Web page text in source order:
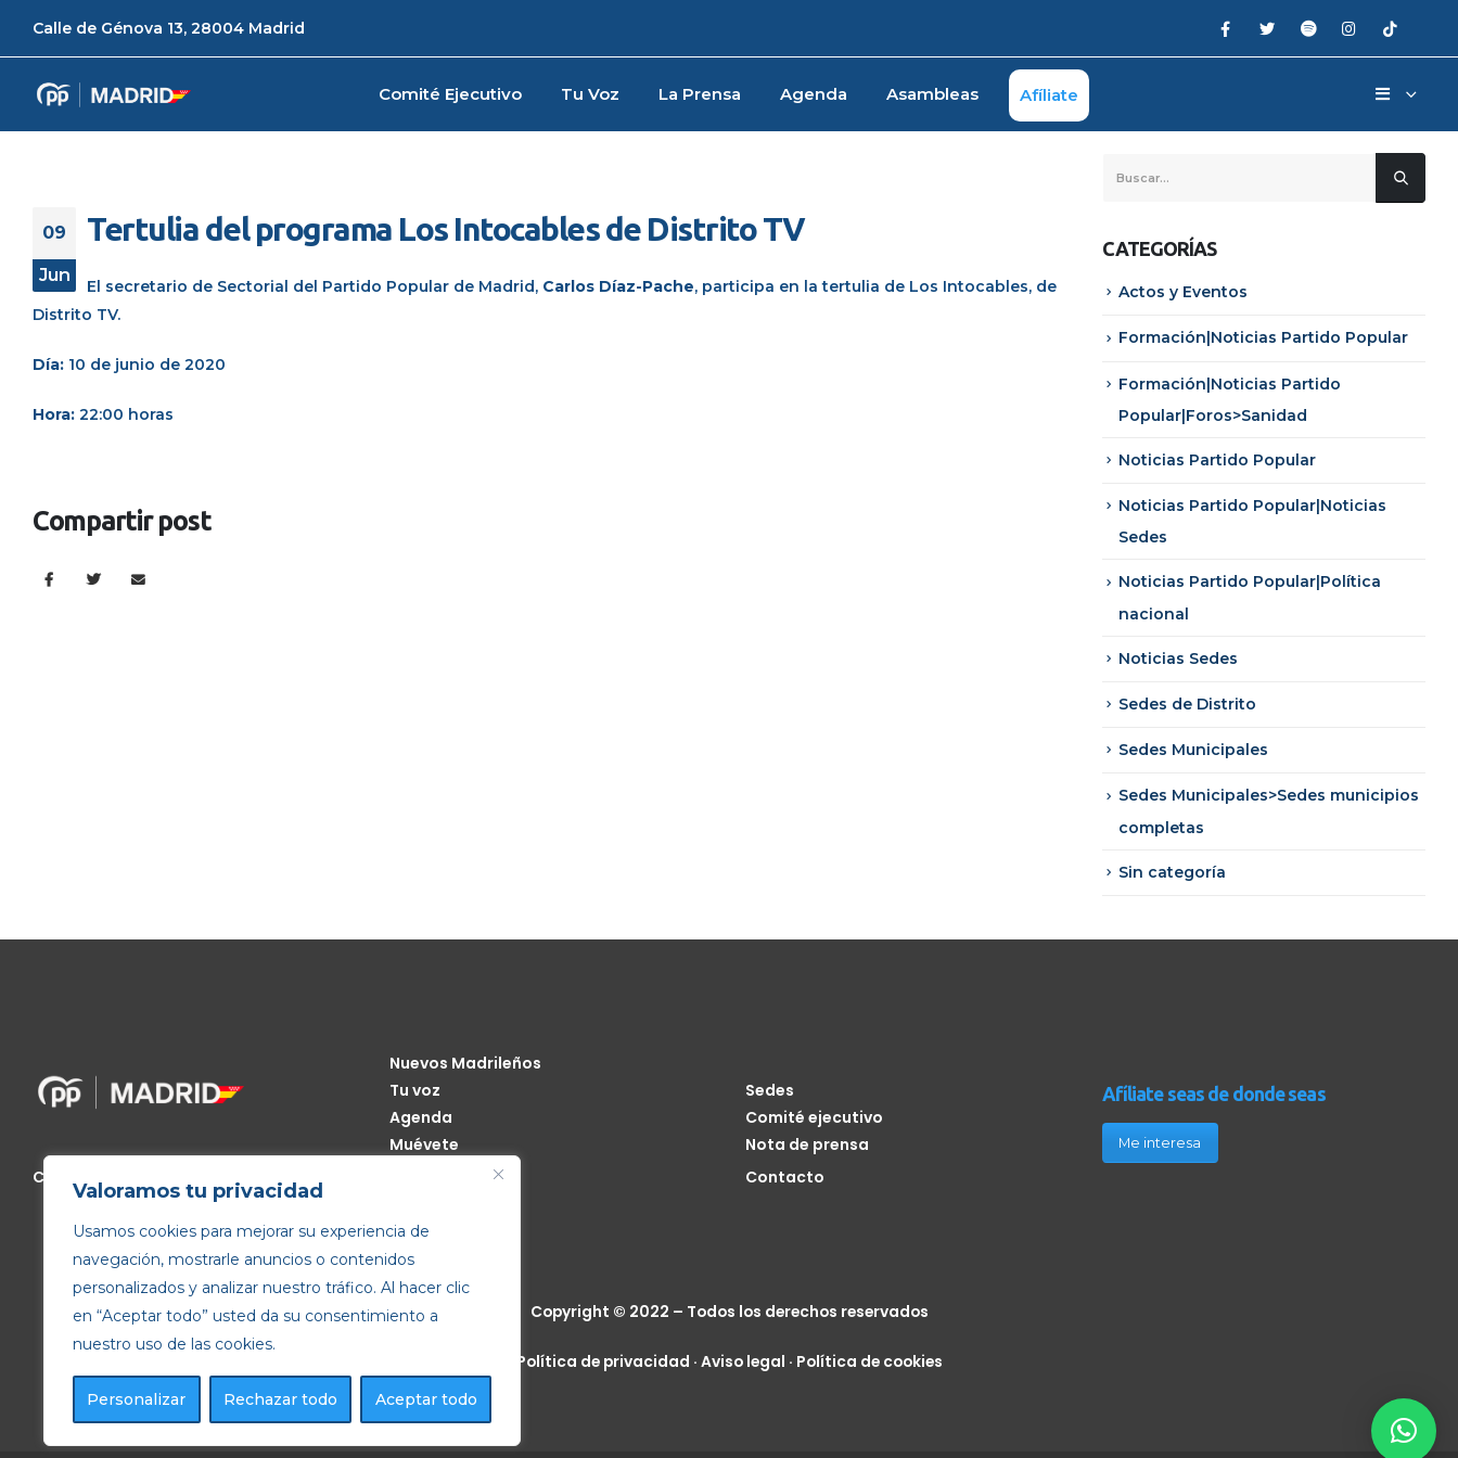
Valoramos tu privacidad
Usamos cookies para mejorar su experiencia de
navegación, mostrarle anuncios o contenidos
personalizados y analizar nuestro tráfico. Al hacer clic
en “Aceptar todo” usted da su consentimiento a
nuestro uso de las cookies.
Personalizar Rechazar todo Aceptar todo
Calle de Génova 13, 28004 Madrid
Comité Ejecutivo Tu Voz La Prensa Agenda Asambleas Afíliate
09
Jun
Tertulia del programa Los Intocables de Distrito TV
El secretario de Sectorial del Partido Popular de Madrid, Carlos Díaz-Pache, participa en la tertulia de Los Intocables, de
Distrito TV.
Día: 10 de junio de 2020
Hora: 22:00 horas
Compartir post
CATEGORÍAS
Actos y Eventos
Formación|Noticias Partido Popular
Formación|Noticias Partido
Popular|Foros>Sanidad
Noticias Partido Popular
Noticias Partido Popular|Noticias
Sedes
Noticias Partido Popular|Política
nacional
Noticias Sedes
Sedes de Distrito
Sedes Municipales
Sedes Municipales>Sedes municipios
completas
Sin categoría
Calle de Génova, 13, 28004 Madrid
Nuevos Madrileños
Tu voz
Agenda
Muévete
Sedes
Comité ejecutivo
Nota de prensa
Contacto
Afíliate seas de donde seas
Me interesa
Copyright © 2022 – Todos los derechos reservados
Política de privacidad · Aviso legal · Política de cookies